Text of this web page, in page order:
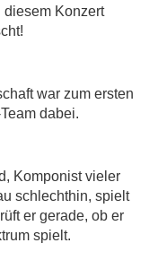
diesem Konzert
war zum ersten
dabei.
Komponist vieler
schlechthin, spielt
er gerade, ob er
spielt.